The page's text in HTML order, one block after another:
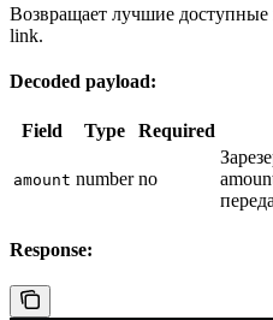
Возвращает лучшие доступные
link.
Decoded payload:
Field Type Required
amount number no
Response: